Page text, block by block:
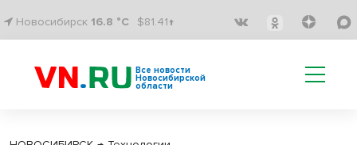
Новосибирск 16.8 °C $81.41↑
Все новости
Новосибирской
области